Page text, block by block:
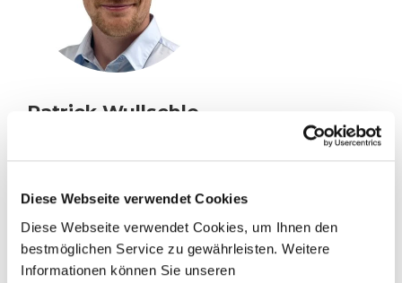
Diese Webseite verwendet Cookies
Diese Webseite verwendet Cookies, um Ihnen den
bestmöglichen Service zu gewährleisten. Weitere
Informationen können Sie unseren
Pa­trick Wull­schle­
056 616 77 09